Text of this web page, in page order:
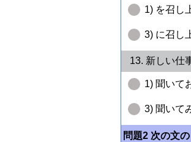
1) を召し
3) に召し
13. 新しい
1) 聞いて
3) 聞いて
問題2 次の文